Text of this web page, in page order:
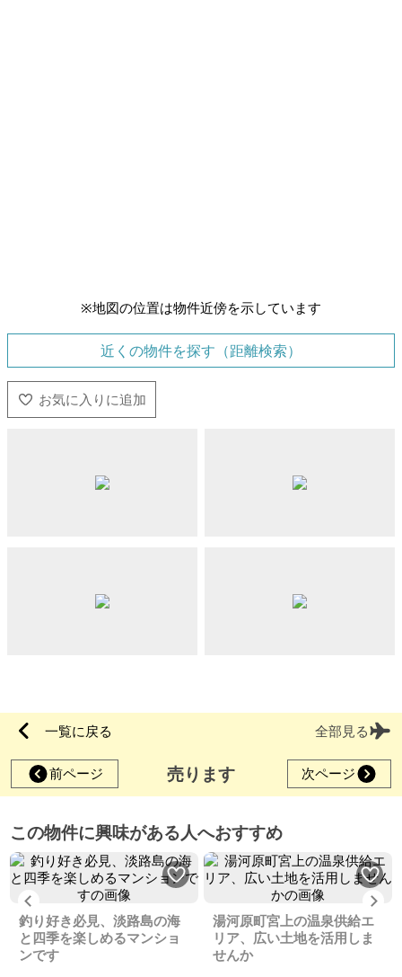
※地図の位置は物件近傍を示しています
近くの物件を探す（距離検索）
一覧に戻る 全部見る
前ページ 売ります 次ページ
この物件に興味がある人へおすすめ
Previous
釣り好き必見、淡路島の海
と四季を楽しめるマンショ
ンです
湯河原町宮上の温泉供給エ
リア、広い土地を活用しま
せんか